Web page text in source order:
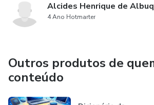
Alcides Henrique de
4 Ano Hotmarter
Outros produtos de
conteúdo